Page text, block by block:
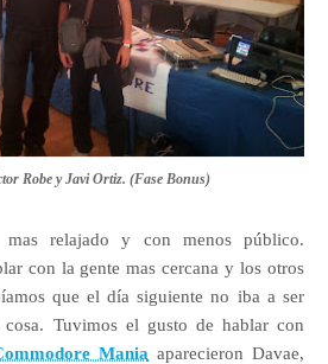
Robe y Javi Ortiz. (Fase Bonus)
relajado y con menos público.
con la gente mas cercana y los otros
que el día siguiente no iba a ser
Tuvimos el gusto de hablar con
Mania aparecieron Davae,